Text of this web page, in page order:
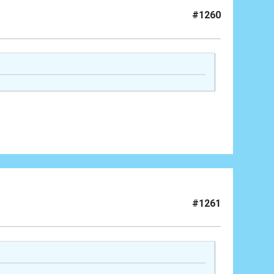
#1260
#1261